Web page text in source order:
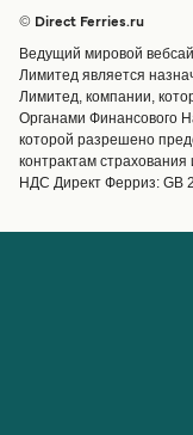
Страны
Обслуживание
Операторы
Маршруты и порты
Special Offers
Предлагает
Паромные билеты
© Direct Ferries.ru
Ведущий мировой
Лимитед является
Лимитед, компании,
Органами Финансового
которой разрешено
контрактам
НДС Директ Ферриз: GB